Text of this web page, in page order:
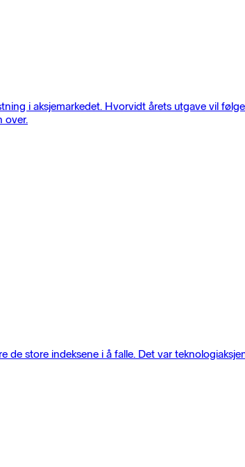
i aksjemarkedet. Hvorvidt årets utgave vil
over.
store indeksene i å falle. Det var